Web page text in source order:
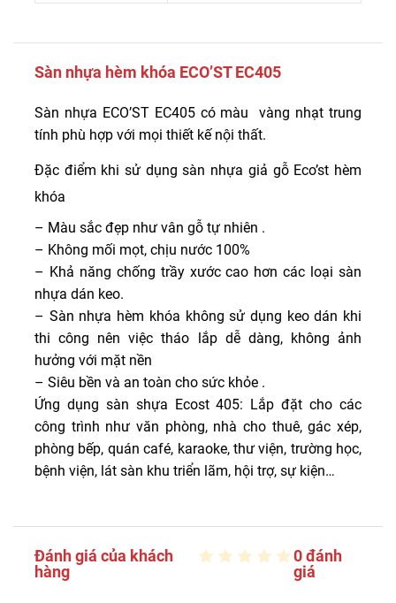
Sàn nhựa hèm khóa ECO’ST EC405
Sàn nhựa ECO’ST EC405 có màu vàng nhạt trung
tính phù hợp với mọi thiết kế nội thất.
Đặc điểm khi sử dụng sàn nhựa giả gỗ Eco’st hèm
khóa
– Màu sắc đẹp như vân gỗ tự nhiên .
– Không mối mọt, chịu nước 100%
– Khả năng chống trầy xước cao hơn các loại sàn
nhựa dán keo.
– Sàn nhựa hèm khóa không sử dụng keo dán khi
thi công nên việc tháo lắp dễ dàng, không ảnh
hưởng với mặt nền
– Siêu bền và an toàn cho sức khỏe .
Ứng dụng sàn shựa Ecost 405: Lắp đặt cho các
công trình như văn phòng, nhà cho thuê, gác xép,
phòng bếp, quán café, karaoke, thư viện, trường học,
bệnh viện, lát sàn khu triển lãm, hội trợ, sự kiện…
Đánh giá của khách
hàng
0 đánh
giá